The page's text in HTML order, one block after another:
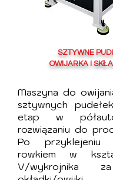
SZTYWNE
OWIJARKA I
Maszyna do
sztywnych
etap w
rozwiązaniu do
Po
rowkiem w
V/wykrojnika